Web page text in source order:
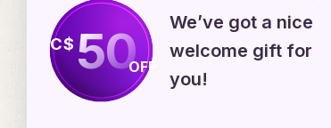
C$50OFF
We’ve got a nice
welcome gift for
you!